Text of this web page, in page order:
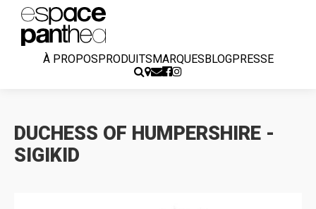
À PROPOSPRODUITSMARQUESBLOGPRESSE
DUCHESS OF HUMPERSHIRE -
SIGIKID